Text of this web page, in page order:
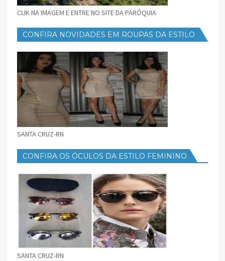
CLIK NA IMAGEM E ENTRE NO SITE DA PARÓQUIA
CONFIRA NOVIDADES EM ROUPAS DA ESTILO
SANTA CRUZ-RN
CONFIRA OS ÓCULOS DA ESTILO FEMININO
SANTA CRUZ-RN